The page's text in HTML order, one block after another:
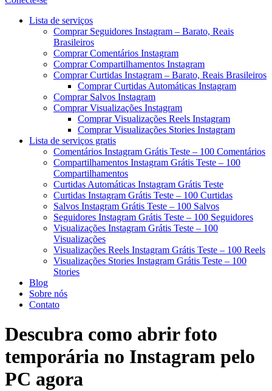
Menu
Lista de serviços
Comprar Seguidores Instagram – Barato, Reais
Brasileiros
Comprar Comentários Instagram
Comprar Compartilhamentos Instagram
Comprar Curtidas Instagram – Barato, Reais Brasileiros
Comprar Curtidas Automáticas Instagram
Comprar Salvos Instagram
Comprar Visualizações Instagram
Comprar Visualizações Reels Instagram
Comprar Visualizações Stories Instagram
Lista de serviços gratis
Comentários Instagram Grátis Teste – 100 Comentários
Compartilhamentos Instagram Grátis Teste – 100
Compartilhamentos
Curtidas Automáticas Instagram Grátis Teste
Curtidas Instagram Grátis Teste – 100 Curtidas
Salvos Instagram Grátis Teste – 100 Salvos
Seguidores Instagram Grátis Teste – 100 Seguidores
Visualizações Instagram Grátis Teste – 100
Visualizações
Visualizações Reels Instagram Grátis Teste – 100 Reels
Visualizações Stories Instagram Grátis Teste – 100
Stories
Blog
Sobre nós
Contato
Descubra como abrir foto
temporária no Instagram pelo
PC agora